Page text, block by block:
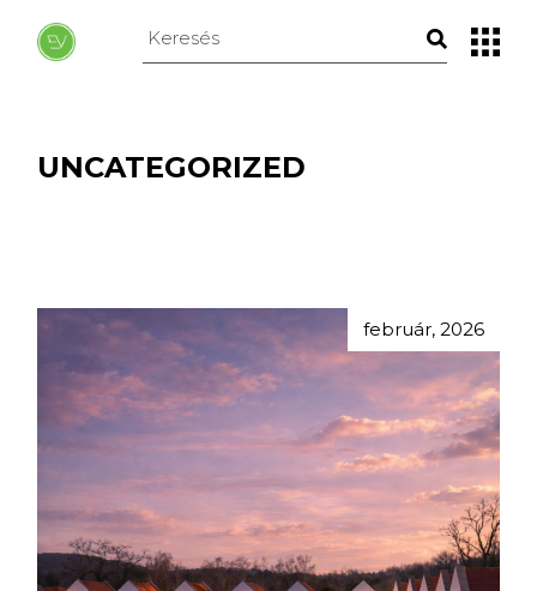
content
Keresés
erre:
UNCATEGORIZED
február, 2026